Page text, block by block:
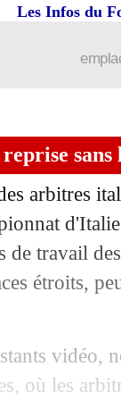
Les Infos du
sans
arbitres
travail
étroits,
vidéo,
où les
revu ses
garder
et
d'un
du